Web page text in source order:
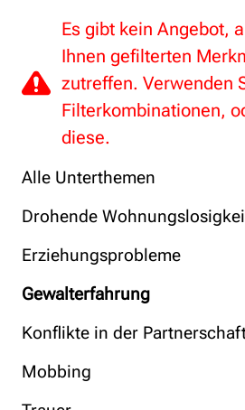
Alle Unterthemen
Drohende
Erziehungsprobleme
Gewalterfahrung
Konflikte in der
Mobbing
Es gibt kein Angebot,
Ihnen gefilterten
zutreffen. Verwenden
Filterkombinationen,
diese.